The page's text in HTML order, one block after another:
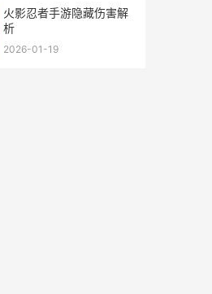
火影忍者手游隐藏伤害解
析
2026-01-19